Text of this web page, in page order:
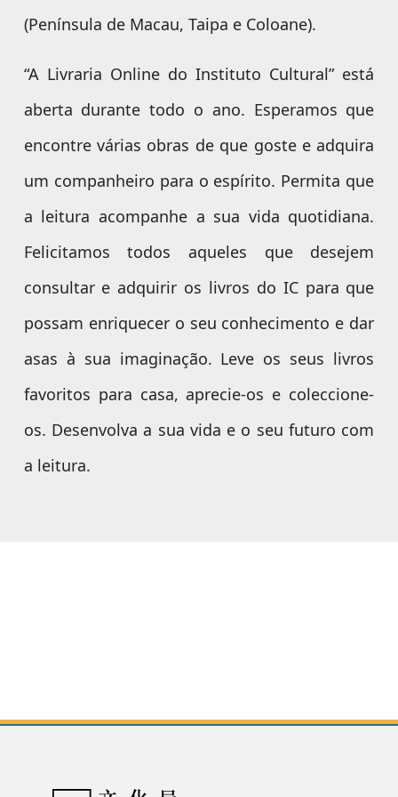
(Península de Macau, Taipa e Coloane).
“A Livraria Online do Instituto Cultural” está
aberta durante todo o ano. Esperamos que
encontre várias obras de que goste e adquira
um companheiro para o espírito. Permita que
a leitura acompanhe a sua vida quotidiana.
Felicitamos todos aqueles que desejem
consultar e adquirir os livros do IC para que
possam enriquecer o seu conhecimento e dar
asas à sua imaginação. Leve os seus livros
favoritos para casa, aprecie-os e coleccione-
os. Desenvolva a sua vida e o seu futuro com
a leitura.